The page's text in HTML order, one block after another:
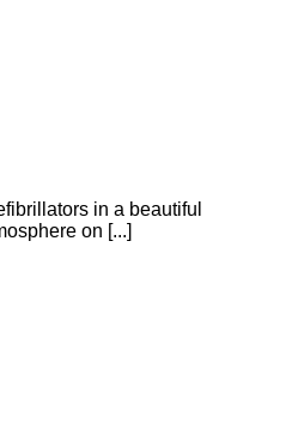
in a beautiful
on [...]